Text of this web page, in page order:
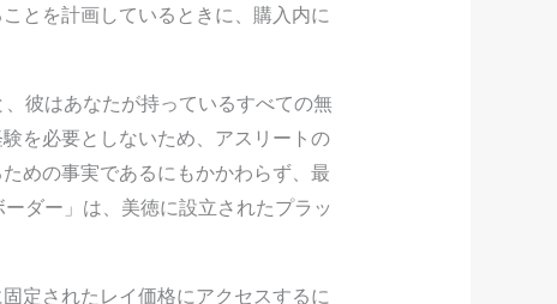
とを計画しているときに、購入内に
彼はあなたが持っているすべての無
を必要としないため、アスリートの
めの事実であるにもかかわらず、最
ダー」は、美徳に設立されたプラッ
定されたレイ価格にアクセスするに